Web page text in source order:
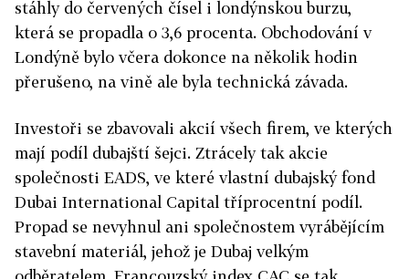
stáhly do červených čísel i londýnskou burzu,
která se propadla o 3,6 procenta. Obchodování v
Londýně bylo včera dokonce na několik hodin
přerušeno, na vině ale byla technická závada.
Investoři se zbavovali akcií všech firem, ve kterých
mají podíl dubajští šejci. Ztrácely tak akcie
společnosti EADS, ve které vlastní dubajský fond
Dubai International Capital tříprocentní podíl.
Propad se nevyhnul ani společnostem vyrábějícím
stavební materiál, jehož je Dubaj velkým